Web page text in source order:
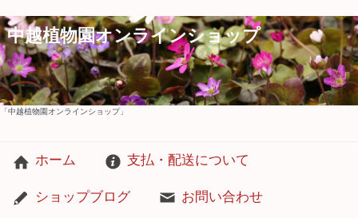
中越植物園オンラインショップ
「中越植物園オンラインショップ」
ホーム 支払・配送について
ショップブログ お問い合わせ